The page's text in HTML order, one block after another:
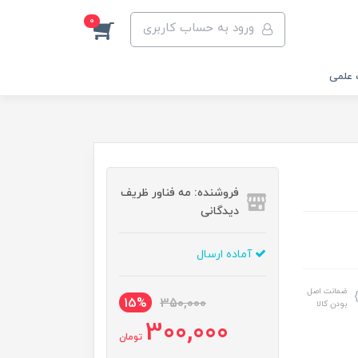
ورود به حساب کاربری 0
علمی
ضمانت اصل
بودن کالا
فروشنده: مه فناور ظریف
دیدگانی
آماده ارسال
350,000
15%
300,000 تومان